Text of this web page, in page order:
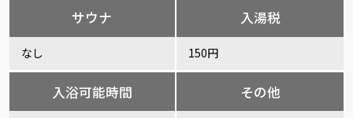
サウナ
なし
入湯税
150円
入浴可能時間 その他